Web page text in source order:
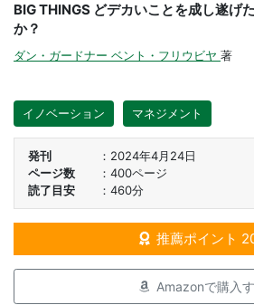
BIG THINGS どデカいことを成し遂げ
か？
ダン・ガードナー ベント・フリウビヤ 著
イノベーション マネジメント
発刊
2024年4月24日
ページ数
400ページ
読了目安
460分
推薦ポイント
Amazonで購入